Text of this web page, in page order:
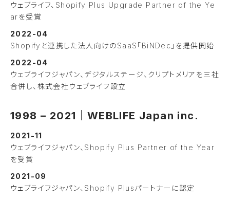
ウェブライフ、Shopify Plus Upgrade Partner of the Ye
arを受賞
2022-04
Shopifyと連携した法人向けのSaaS「BiNDec」を提供開始
2022-04
ウェブライフジャパン、デジタルステージ、クリプトメリアを三社
合併し、株式会社ウェブライフ設立
1998 – 2021｜WEBLIFE Japan inc.
2021-11
ウェブライフジャパン、Shopify Plus Partner of the Year
を受賞
2021-09
ウェブライフジャパン、Shopify Plusパートナーに認定